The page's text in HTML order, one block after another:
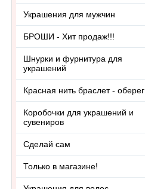
Украшения для мужчин
БРОШИ - Хит продаж!!!
Шнурки и фурнитура для
украшений
Красная нить браслет - оберег
Коробочки для украшений и
сувениров
Сделай сам
Только в магазине!